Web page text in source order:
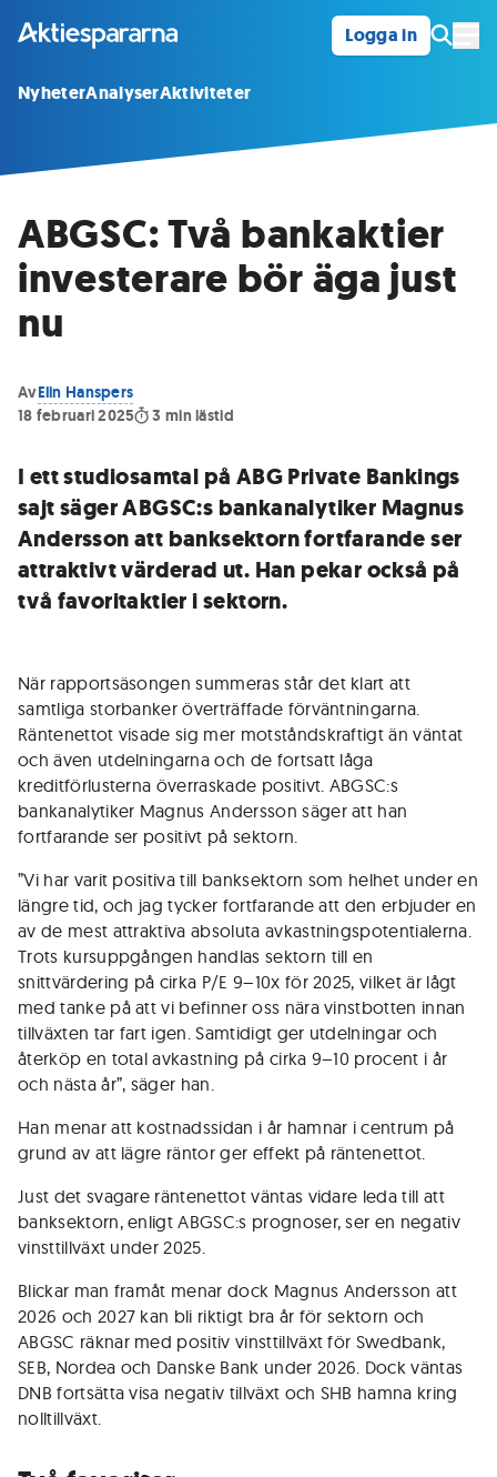
Logga in
NyheterAnalyserAktiviteter
ABGSC: Två bankaktier
investerare bör äga just
nu
AvElin Hanspers
18 februari 2025
3 min lästid
I ett studiosamtal på ABG Private Bankings
sajt säger ABGSC:s bankanalytiker Magnus
Andersson att banksektorn fortfarande ser
attraktivt värderad ut. Han pekar också på
två favoritaktier i sektorn.
När rapportsäsongen summeras står det klart att
samtliga storbanker överträffade förväntningarna.
Räntenettot visade sig mer motståndskraftigt än väntat
och även utdelningarna och de fortsatt låga
kreditförlusterna överraskade positivt. ABGSC:s
bankanalytiker Magnus Andersson säger att han
fortfarande ser positivt på sektorn.
”Vi har varit positiva till banksektorn som helhet under en
längre tid, och jag tycker fortfarande att den erbjuder en
av de mest attraktiva absoluta avkastningspotentialerna.
Trots kursuppgången handlas sektorn till en
snittvärdering på cirka P/E 9–10x för 2025, vilket är lågt
med tanke på att vi befinner oss nära vinstbotten innan
tillväxten tar fart igen. Samtidigt ger utdelningar och
återköp en total avkastning på cirka 9–10 procent i år
och nästa år”, säger han.
Han menar att kostnadssidan i år hamnar i centrum på
grund av att lägre räntor ger effekt på räntenettot.
Just det svagare räntenettot väntas vidare leda till att
banksektorn, enligt ABGSC:s prognoser, ser en negativ
vinsttillväxt under 2025.
Blickar man framåt menar dock Magnus Andersson att
2026 och 2027 kan bli riktigt bra år för sektorn och
ABGSC räknar med positiv vinsttillväxt för Swedbank,
SEB, Nordea och Danske Bank under 2026. Dock väntas
DNB fortsätta visa negativ tillväxt och SHB hamna kring
nolltillväxt.